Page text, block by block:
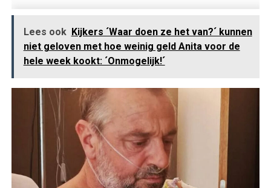
Lees ook Kijkers ´Waar doen ze het van?´ kunnen
niet geloven met hoe weinig geld Anita voor de
hele week kookt: ´Onmogelijk!´